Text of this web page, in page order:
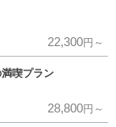
22,300円～
喫プラン
28,800円～